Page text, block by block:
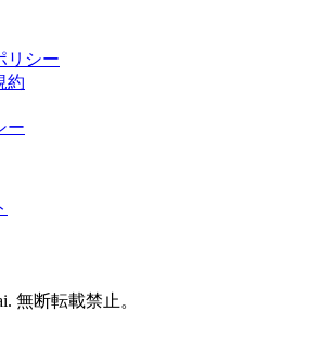
リシー
約
ー
無断転載禁止。